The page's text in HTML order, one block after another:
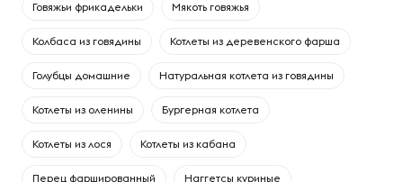
Говяжьи фрикадельки Мякоть говяжья
Колбаса из говядины Котлеты из деревенского фарша
Голубцы домашние Натуральная котлета из говядины
Котлеты из оленины Бургерная котлета
Котлеты из лося Котлеты из кабана
Перец фаршированный Наггетсы куриные